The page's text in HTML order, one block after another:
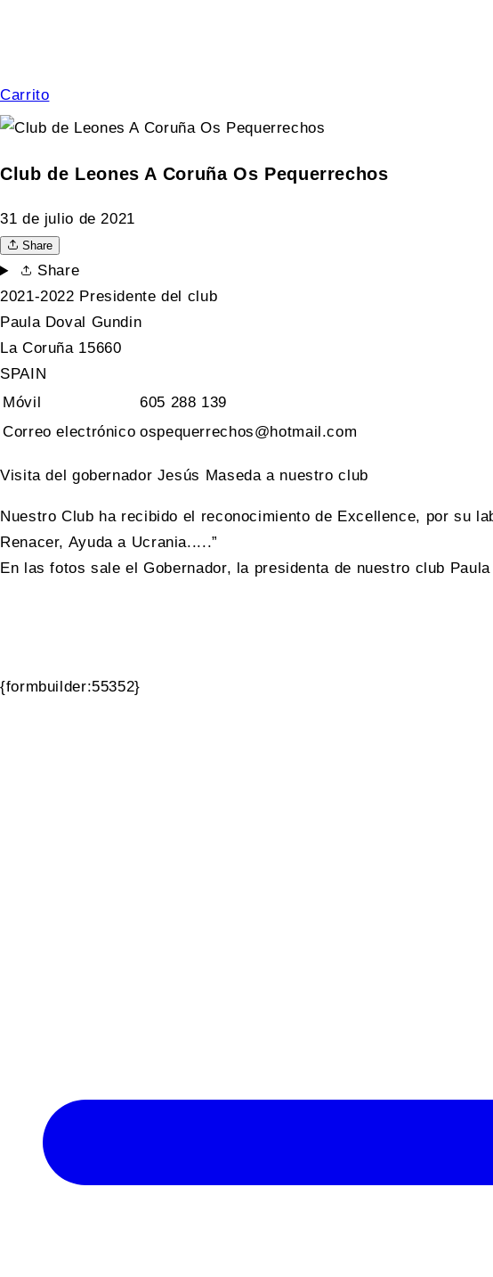
Carrito
Club de Leones A Coruña Os Pequerrechos
31 de julio de 2021
Share
Share
2021-2022 Presidente del club
Paula Doval Gundin
La Coruña 15660
SPAIN
Móvil
605 288 139
Correo electrónico ospequerrechos@hotmail.com
Visita del gobernador Jesús Maseda a nuestro club
Nuestro Club ha recibido el reconocimiento de Excellence, por su
Renacer, Ayuda a Ucrania.....”
En las fotos sale el Gobernador, la presidenta de nuestro club
{formbuilder:55352}